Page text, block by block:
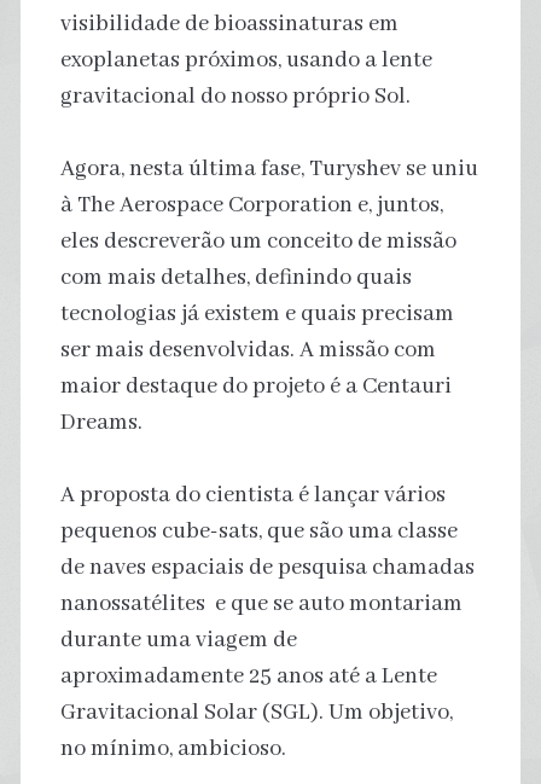
visibilidade de bioassinaturas em
exoplanetas próximos, usando a lente
gravitacional do nosso próprio Sol.
Agora, nesta última fase, Turyshev se uniu
à The Aerospace Corporation e, juntos,
eles descreverão um conceito de missão
com mais detalhes, definindo quais
tecnologias já existem e quais precisam
ser mais desenvolvidas. A missão com
maior destaque do projeto é a Centauri
Dreams.
A proposta do cientista é lançar vários
pequenos cube-sats, que são uma classe
de naves espaciais de pesquisa chamadas
nanossatélites e que se auto montariam
durante uma viagem de
aproximadamente 25 anos até a Lente
Gravitacional Solar (SGL). Um objetivo,
no mínimo, ambicioso.